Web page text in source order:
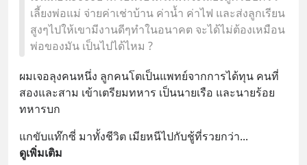
เลี้ยงพ่อแม่ จ่ายค่าเช่าบ้าน ค่าน้ำ ค่าไฟ และส่งลูกเรียน
สูงๆไปให้เขามีงานดีๆทำในอนาคต จะได้ไม่ต้องเหมือน
พ่อของมัน เป็นไปได้ไหม ?
ผมเจอลุงคนหนึ่ง ลูกคนโตเป็นแพทย์จากการได้ทุน คนที่
สองและสาม เข้าเตรียมทหาร เป็นนายเรือ และนายร้อย
ทหารบก
แกขับแท๊กซี่ มาทั้งชีวิต เมียหนีไปกับชู้ที่รวยกว่า...
ดูเพิ่มเติม